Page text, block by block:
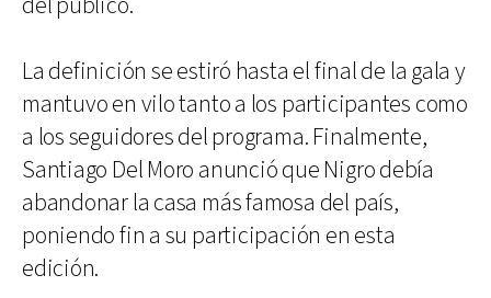
La definición se estiró hasta el final de la gala y
mantuvo en vilo tanto a los participantes como
a los seguidores del programa. Finalmente,
Santiago Del Moro anunció que Nigro debía
abandonar la casa más famosa del país,
poniendo fin a su participación en esta
edición.